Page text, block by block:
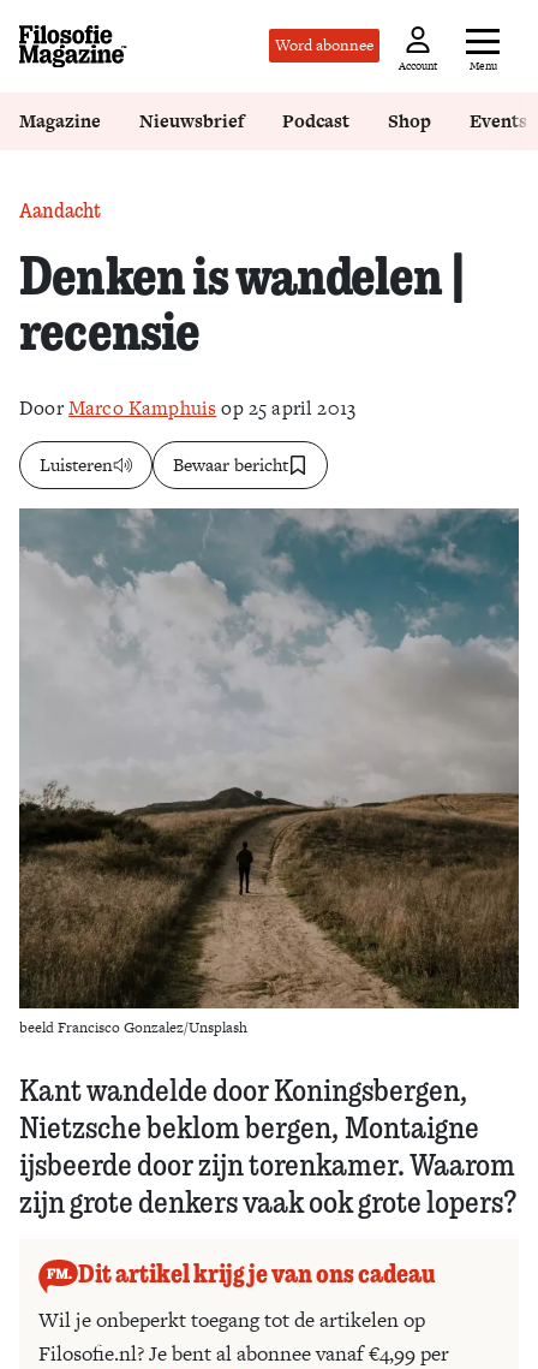
Word abonnee
Account Menu
Zoek
Magazine Nieuwsbrief Podcast Shop Events
Aandacht
Denken is wandelen |
recensie
DoorMarco Kamphuis op 25 april 2013
Luisteren Bewaar bericht
beeld Francisco Gonzalez/Unsplash
Kant wandelde door Koningsbergen,
Nietzsche beklom bergen, Montaigne
ijsbeerde door zijn torenkamer. Waarom
zijn grote denkers vaak ook grote lopers?
Dit artikel krijg je van ons cadeau
Wil je onbeperkt toegang tot de artikelen op
Filosofie.nl? Je bent al abonnee vanaf €4,99 per